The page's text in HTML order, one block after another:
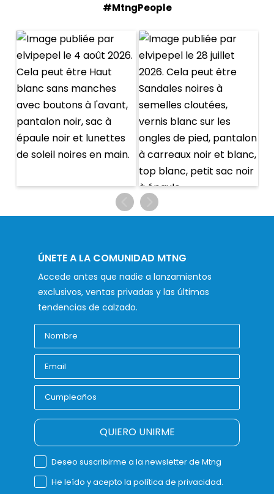
#MtngPeople
ÚNETE A LA COMUNIDAD MTNG
Accede antes que nadie a lanzamientos
exclusivos, ventas privadas y las últimas
tendencias de calzado.
QUIERO UNIRME
Deseo suscribirme a la newsletter de Mtng
He leído y acepto la política de privacidad.